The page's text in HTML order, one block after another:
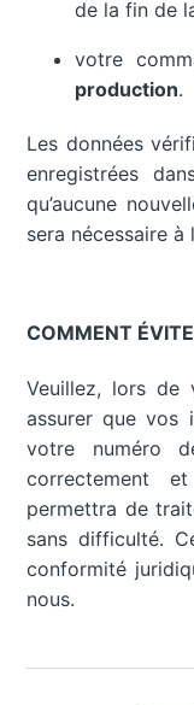
de la fin de
votre
production.
Les données
enregistrées
qu’aucune
sera nécessaire à
COMMENT
Veuillez, lors de
assurer que vos
votre numéro
correctement
permettra de
sans difficulté.
conformité
nous.